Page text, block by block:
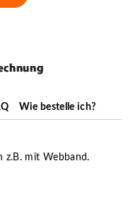
Wie bestelle ich?
z.B. mit Webband.